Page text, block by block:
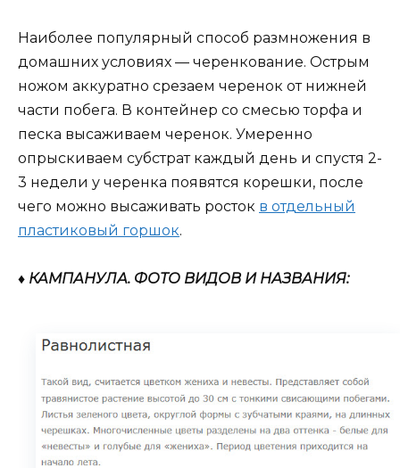
Наиболее популярный способ размножения в
домашних условиях — черенкование. Острым
ножом аккуратно срезаем черенок от нижней
части побега. В контейнер со смесью торфа и
песка высаживаем черенок. Умеренно
опрыскиваем субстрат каждый день и спустя 2-
3 недели у черенка появятся корешки, после
чего можно высаживать росток в отдельный
пластиковый горшок.
♦ КАМПАНУЛА. ФОТО ВИДОВ И НАЗВАНИЯ: